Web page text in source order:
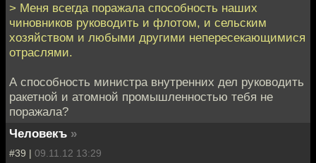
> Меня всегда поражала способность наших
чиновников руководить и флотом, и сельским
хозяйством и любыми другими непересекающимися
отраслями.
А способность министра внутренних дел руководить
ракетной и атомной промышленностью тебя не
поражала?
Человекъ »
#39 | 09.11.12 13:29